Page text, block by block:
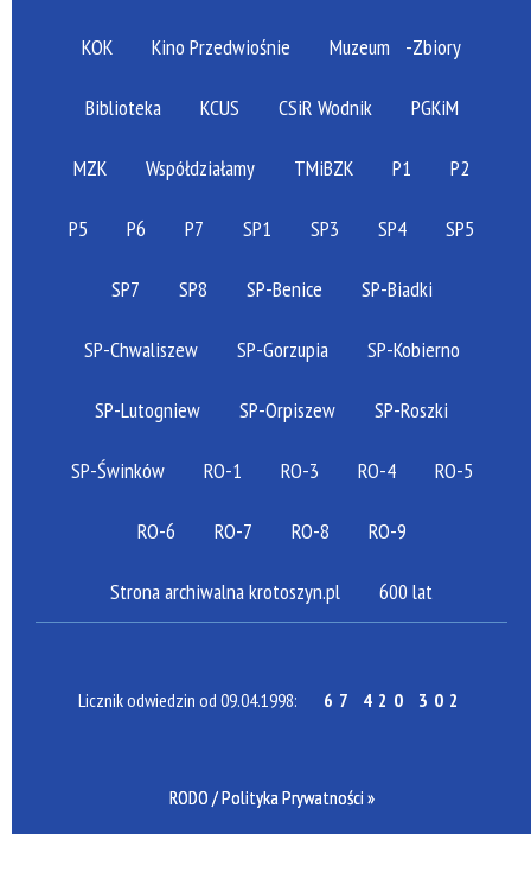
KOK Kino Przedwiośnie Muzeum -Zbiory
Biblioteka KCUS CSiR Wodnik PGKiM
MZK Współdziałamy TMiBZK P1 P2
P5 P6 P7 SP1 SP3 SP4 SP5
SP7 SP8 SP-Benice SP-Biadki
SP-Chwaliszew SP-Gorzupia SP-Kobierno
SP-Lutogniew SP-Orpiszew SP-Roszki
SP-Świnków RO-1 RO-3 RO-4 RO-5
RO-6 RO-7 RO-8 RO-9
Strona archiwalna krotoszyn.pl 600 lat
Licznik odwiedzin od 09.04.1998: 67 420 302
RODO / Polityka Prywatności »